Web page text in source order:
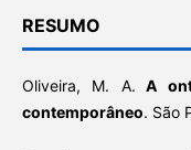
RESUMO
Oliveira, M. A. A
contemporâneo. São